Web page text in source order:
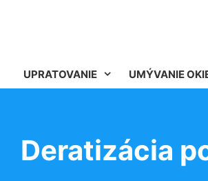
UPRATOVANIE UMÝVANIE
Deratizácia